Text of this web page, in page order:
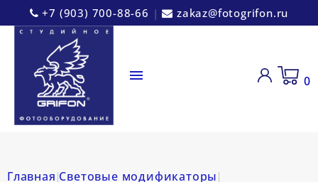
+7 (903) 700-88-66 | zakaz@fotogrifon.ru
 0
Главная Световые модификаторы